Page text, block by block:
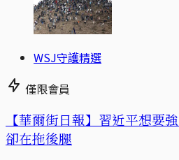
WSJ守護精選
僅限會員
【華爾街日報】習近平想要
卻在拖後腿